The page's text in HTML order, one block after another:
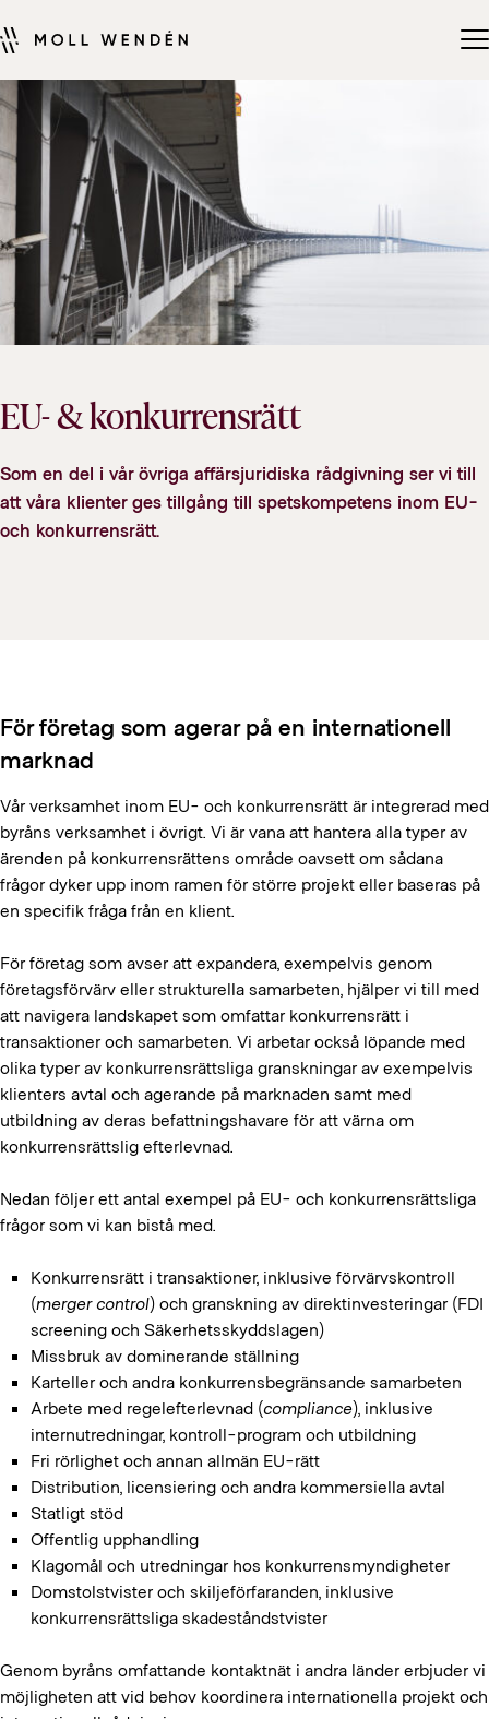
EU- & konkurrensrätt
Som en del i vår övriga affärsjuridiska rådgivning ser vi till
att våra klienter ges tillgång till spetskompetens inom EU-
och konkurrensrätt.
För företag som agerar på en internationell
marknad
Vår verksamhet inom EU- och konkurrensrätt är integrerad med
byråns verksamhet i övrigt. Vi är vana att hantera alla typer av
ärenden på konkurrensrättens område oavsett om sådana
frågor dyker upp inom ramen för större projekt eller baseras på
en specifik fråga från en klient.
För företag som avser att expandera, exempelvis genom
företagsförvärv eller strukturella samarbeten, hjälper vi till med
att navigera landskapet som omfattar konkurrensrätt i
transaktioner och samarbeten. Vi arbetar också löpande med
olika typer av konkurrensrättsliga granskningar av exempelvis
klienters avtal och agerande på marknaden samt med
utbildning av deras befattningshavare för att värna om
konkurrensrättslig efterlevnad.
Nedan följer ett antal exempel på EU- och konkurrensrättsliga
frågor som vi kan bistå med.
Konkurrensrätt i transaktioner, inklusive förvärvskontroll
(merger control) och granskning av direktinvesteringar (FDI
screening och Säkerhetsskyddslagen)
Missbruk av dominerande ställning
Karteller och andra konkurrensbegränsande samarbeten
Arbete med regelefterlevnad (compliance), inklusive
internutredningar, kontroll-program och utbildning
Fri rörlighet och annan allmän EU-rätt
Distribution, licensiering och andra kommersiella avtal
Statligt stöd
Offentlig upphandling
Klagomål och utredningar hos konkurrensmyndigheter
Domstolstvister och skiljeförfaranden, inklusive
konkurrensrättsliga skadeståndstvister
Genom byråns omfattande kontaktnät i andra länder erbjuder vi
möjligheten att vid behov koordinera internationella projekt och